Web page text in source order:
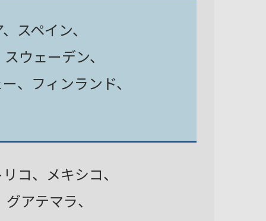
スペイン、
ウェーデン、
、フィンランド、
コ、メキシコ、
アテマラ、